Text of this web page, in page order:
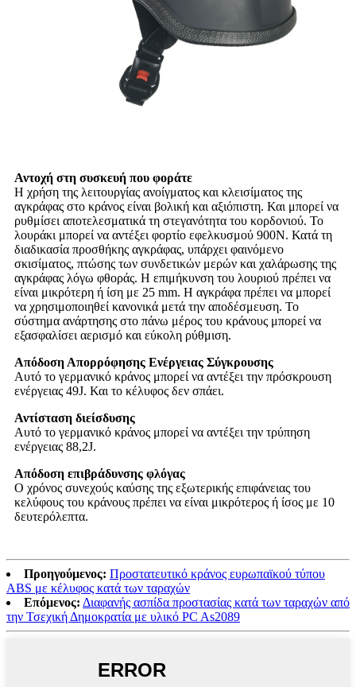
Αντοχή στη συσκευή που φοράτε
Η χρήση της λειτουργίας ανοίγματος και κλεισίματος της
αγκράφας στο κράνος είναι βολική και αξιόπιστη. Και μπορεί να
ρυθμίσει αποτελεσματικά τη στεγανότητα του κορδονιού. Το
λουράκι μπορεί να αντέξει φορτίο εφελκυσμού 900N. Κατά τη
διαδικασία προσθήκης αγκράφας, υπάρχει φαινόμενο
σκισίματος, πτώσης των συνδετικών μερών και χαλάρωσης της
αγκράφας λόγω φθοράς. Η επιμήκυνση του λουριού πρέπει να
είναι μικρότερη ή ίση με 25 mm. Η αγκράφα πρέπει να μπορεί
να χρησιμοποιηθεί κανονικά μετά την αποδέσμευση. Το
σύστημα ανάρτησης στο πάνω μέρος του κράνους μπορεί να
εξασφαλίσει αερισμό και εύκολη ρύθμιση.
Απόδοση Απορρόφησης Ενέργειας Σύγκρουσης
Αυτό το γερμανικό κράνος μπορεί να αντέξει την πρόσκρουση
ενέργειας 49J. Και το κέλυφος δεν σπάει.
Αντίσταση διείσδυσης
Αυτό το γερμανικό κράνος μπορεί να αντέξει την τρύπηση
ενέργειας 88,2J.
Απόδοση επιβράδυνσης φλόγας
Ο χρόνος συνεχούς καύσης της εξωτερικής επιφάνειας του
κελύφους του κράνους πρέπει να είναι μικρότερος ή ίσος με 10
δευτερόλεπτα.
Προηγούμενος: Προστατευτικό κράνος ευρωπαϊκού τύπου
ABS με κέλυφος κατά των ταραχών
Επόμενος: Διαφανής ασπίδα προστασίας κατά των ταραχών από
την Τσεχική Δημοκρατία με υλικό PC As2089